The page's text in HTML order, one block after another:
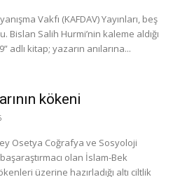
Vakfı (KAFDAV) Yayınları, beş
Salih Hurmi’nin kaleme aldığı
adlı kitap; yazarın anılarına...
kökeni
Osetya Coğrafya ve Sosyoloji
olan İslam-Bek
üzerine hazırladığı altı ciltlik